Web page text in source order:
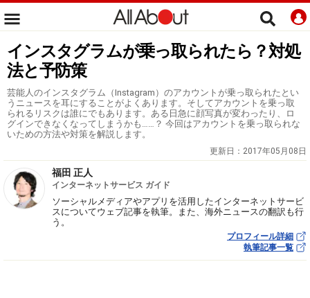
インスタグラムが乗っ取られたら？対処
法と予防策
芸能人のインスタグラム（Instagram）のアカウントが乗っ取られたとい
うニュースを耳にすることがよくあります。そしてアカウントを乗っ取
られるリスクは誰にでもあります。ある日急に顔写真が変わったり、ロ
グインできなくなってしまうかも……？ 今回はアカウントを乗っ取られな
いための方法や対策を解説します。
更新日： 2017年05月08日
福田 正人
インターネットサービス ガイド
ソーシャルメディアやアプリを活用したインターネットサービ
スについてウェブ記事を執筆。また、海外ニュースの翻訳も行
う。
プロフィール詳細
執筆記事一覧